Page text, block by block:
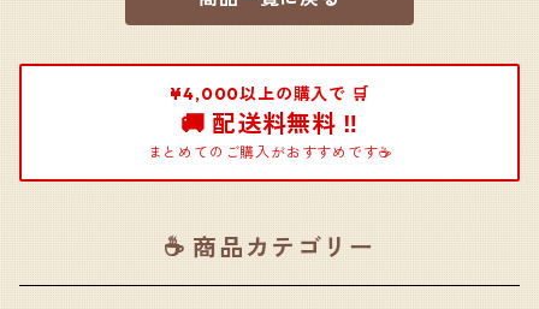
¥4,000以上の購入で 🛒
🚚 配送料無料 ‼️
まとめてのご購入がおすすめです☕️
☕️ 商品カテゴリー